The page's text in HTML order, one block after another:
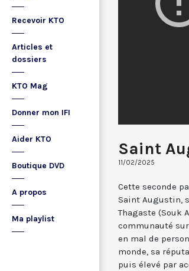
Recevoir KTO
Articles et
dossiers
KTO Mag
Donner mon IFI
Aider KTO
Boutique DVD
A propos
Ma playlist
Saint
11/02/2025
Cette seconde
Saint Augustin,
Thagaste (Souk
communauté
en mal de
monde, sa
puis élevé par